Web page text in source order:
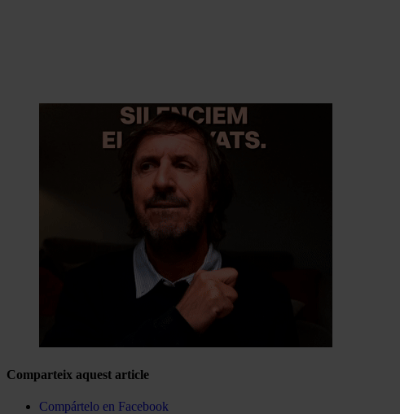
Comparteix aquest article
Compártelo en Facebook